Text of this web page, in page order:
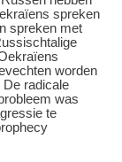
spreken
spreken met
worden
De radicale
was
te